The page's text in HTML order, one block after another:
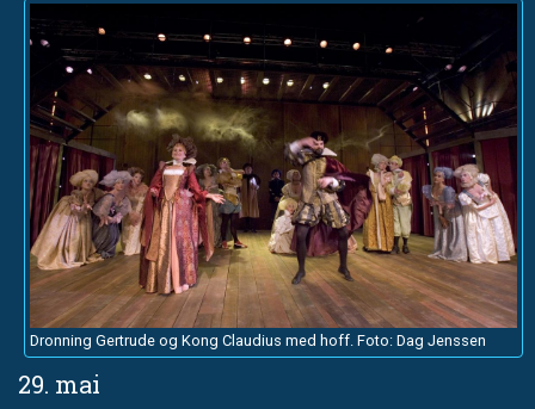
Dronning Gertrude og Kong Claudius med hoff. Foto: Dag Jenssen
29. mai